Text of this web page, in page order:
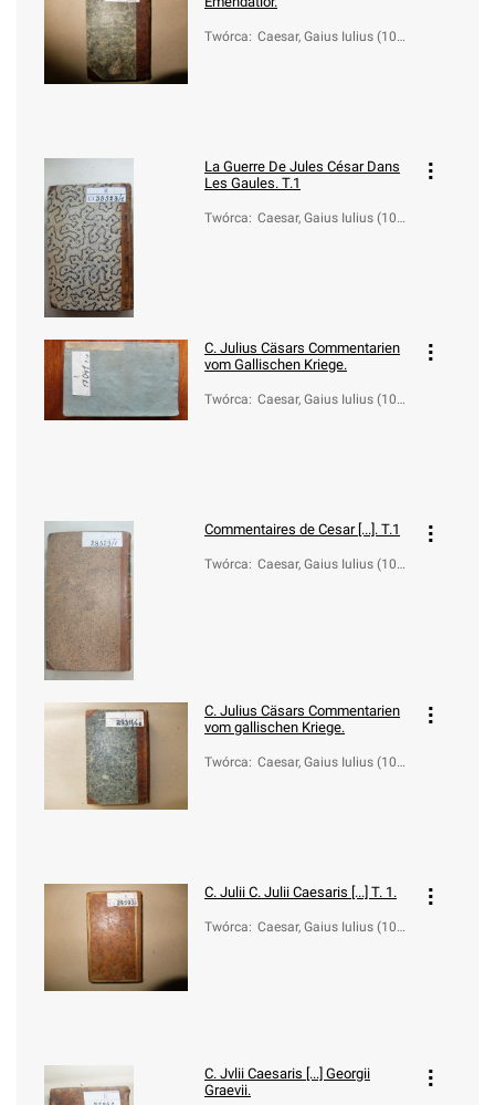
Twórca: Caesar, Gaius Iulius (100-
La Guerre De Jules César Dans
Les Gaules. T.1
Twórca: Caesar, Gaius Iulius (100-
C. Julius Cäsars Commentarien
vom Gallischen Kriege.
Twórca: Caesar, Gaius Iulius (100-
Commentaires de Cesar [...]. T.1
Twórca: Caesar, Gaius Iulius (100-
C. Julius Cäsars Commentarien
vom gallischen Kriege.
Twórca: Caesar, Gaius Iulius (100-
C. Julii C. Julii Caesaris [...] T. 1.
Twórca: Caesar, Gaius Iulius (100-
C. Jvlii Caesaris [...] Georgii
Graevii.